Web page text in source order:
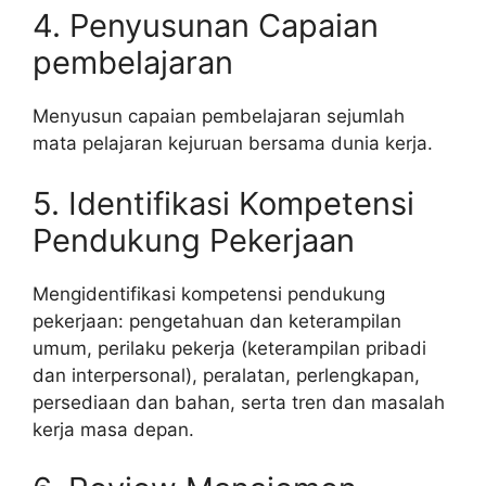
4. Penyusunan Capaian
pembelajaran
Menyusun capaian pembelajaran sejumlah
mata pelajaran kejuruan bersama dunia kerja.
5. Identifikasi Kompetensi
Pendukung Pekerjaan
Mengidentifikasi kompetensi pendukung
pekerjaan: pengetahuan dan keterampilan
umum, perilaku pekerja (keterampilan pribadi
dan interpersonal), peralatan, perlengkapan,
persediaan dan bahan, serta tren dan masalah
kerja masa depan.